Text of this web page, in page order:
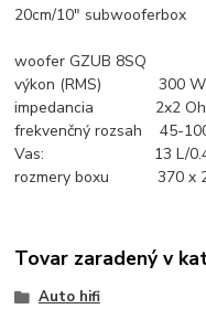
20cm/10" subwooferbox
woofer GZUB 8SQ
výkon (RMS) 300 W
impedancia 2x2
frekvenčný rozsah 45-
Vas: 13 L/
rozmery boxu 370 x
Tovar zaradený v
Auto hifi